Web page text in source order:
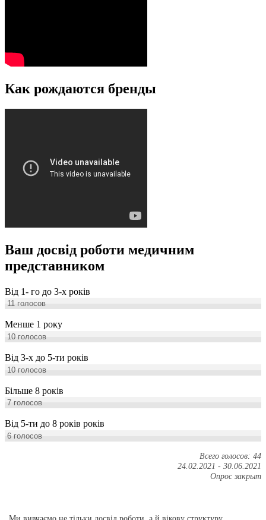
Как рождаются бренды
Ваш досвід роботи медичним
представником
Від 1- го до 3-х років
11 голосов
Менше 1 року
10 голосов
Від 3-х до 5-ти років
10 голосов
Більше 8 років
7 голосов
Від 5-ти до 8 років років
6 голосов
Всего голосов: 44
24.02.2021 - 30.06.2021
Опрос закрыт